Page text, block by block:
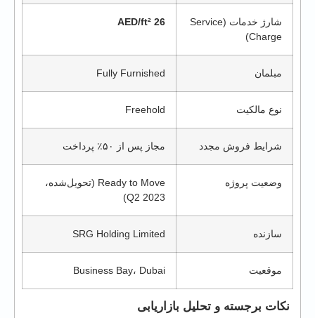
شارژ خدمات (Service
Charge)
26 AED/ft²
مبلمان Fully Furnished
نوع مالکیت Freehold
شرایط فروش مجدد مجاز پس از ۵۰٪ پرداخت
وضعیت پروژه
Ready to Move (تحویل‌شده،
Q2 2023)
سازنده SRG Holding Limited
موقعیت Business Bay، Dubai
نکات برجسته و تحلیل بازاریابی